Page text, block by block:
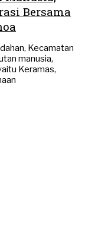
Bersama
Kecamatan
manusia,
Keramas,